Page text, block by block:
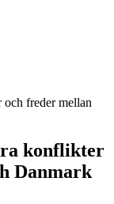
freder mellan
konflikter
Danmark